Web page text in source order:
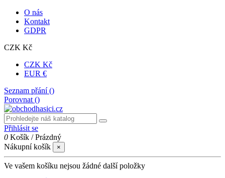
O nás
Kontakt
GDPR
CZK Kč
CZK Kč
EUR €
Seznam přání ()
Porovnat ()
Přihlásit se
0 Košík /Prázdný
Nákupní košík
×
Ve vašem košíku nejsou žádné další položky